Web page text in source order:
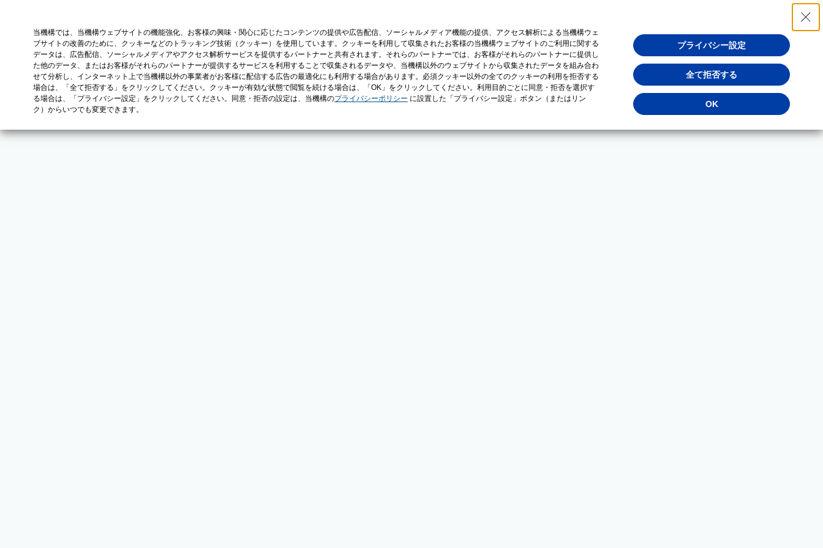
当機構では、当機構ウェブサイトの機能強化、お客様の興味・関心に応じたコンテンツの提供や広告配信、ソーシャルメディア機能の提供、アクセス解析による当機構ウェ
ブサイトの改善のために、クッキーなどのトラッキング技術（クッキー）を使用しています。クッキーを利用して収集されたお客様の当機構ウェブサイトのご利用に関する
データは、広告配信、ソーシャルメディアやアクセス解析サービスを提供するパートナーと共有されます。それらのパートナーでは、お客様がそれらのパートナーに提供し
た他のデータ、またはお客様がそれらのパートナーが提供するサービスを利用することで収集されるデータや、当機構以外のウェブサイトから収集されたデータを組み合わ
せて分析し、インターネット上で当機構以外の事業者がお客様に配信する広告の最適化にも利用する場合があります。必須クッキー以外の全てのクッキーの利用を拒否する
場合は、「全て拒否する」をクリックしてください。クッキーが有効な状態で閲覧を続ける場合は、「OK」をクリックしてください。利用目的ごとに同意・拒否を選択す
る場合は、「プライバシー設定」をクリックしてください。同意・拒否の設定は、当機構のプライバシーポリシー に設置した「プライバシー設定」ボタン（またはリン
ク）からいつでも変更できます。
プライバシー設定
全て拒否する
OK